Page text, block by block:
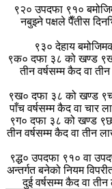
९२० उपदफा ९१०
नबुझ्ने पक्षले पैँतीस
९३० देहाय
९क० दफा ३८ को खण्ड
तीन वर्षसम्म कैद वा
९ख० दफा ३८ को खण्ड
पाँच वर्षसम्म कैद वा चार
९ग० दफा ३८ को खण्ड
तीन वर्षसम्म कैद वा तीन
९द्ध० उपदफा ९१० वा
अन्तर्गत बनेको नियम
दुई वर्षसम्म कैद वा